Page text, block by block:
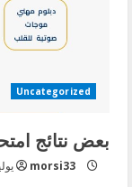
Uncategorized
بعض نتائج
morsi33 يوليو 29,